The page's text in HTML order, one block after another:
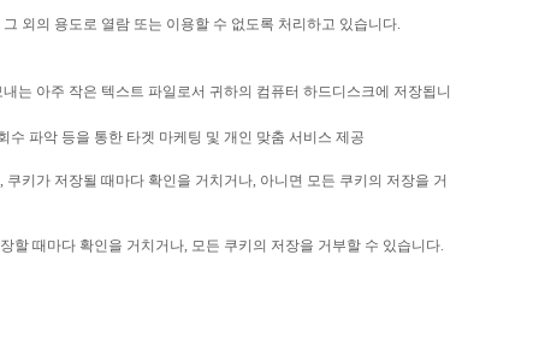
외의 용도로 열람 또는 이용할 수 없도록 처리하고 있습니다.
는 아주 작은 텍스트 파일로서 귀하의 컴퓨터 하드디스크에 저장됩니
파악 등을 통한 타겟 마케팅 및 개인 맞춤 서비스 제공
키가 저장될 때마다 확인을 거치거나, 아니면 모든 쿠키의 저장을 거
때마다 확인을 거치거나, 모든 쿠키의 저장을 거부할 수 있습니다.